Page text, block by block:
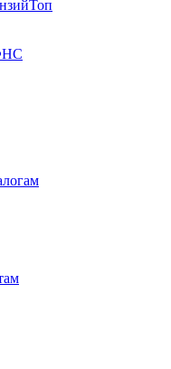
Топ